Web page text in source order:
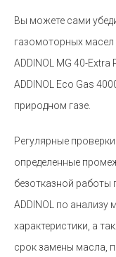
Вы можете сами
газомоторных масел
ADDINOL MG 40-
ADDINOL Eco Gas
природном газе.
Регулярные
определенные
безотказной работы
ADDINOL по анализу
характеристики, а
срок замены масла,